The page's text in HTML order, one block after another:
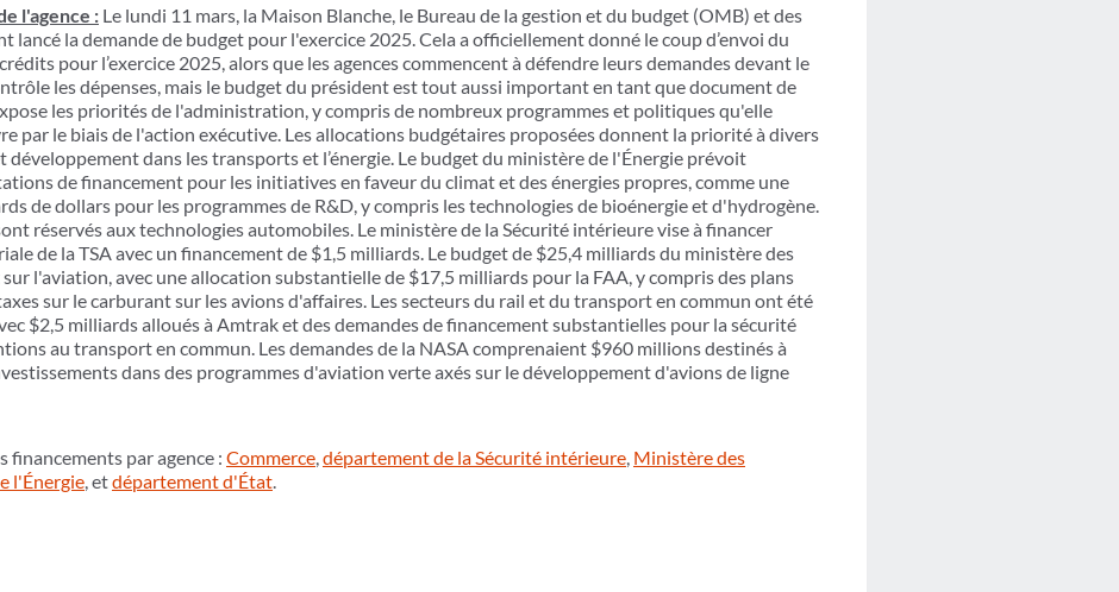
l'agence : Le lundi 11 mars, la Maison Blanche, le Bureau de la gestion et du budget (OMB) et des
lancé la demande de budget pour l'exercice 2025. Cela a officiellement donné le coup d’envoi du
pour l’exercice 2025, alors que les agences commencent à défendre leurs demandes devant le
les dépenses, mais le budget du président est tout aussi important en tant que document de
les priorités de l'administration, y compris de nombreux programmes et politiques qu'elle
par le biais de l'action exécutive. Les allocations budgétaires proposées donnent la priorité à divers
développement dans les transports et l’énergie. Le budget du ministère de l'Énergie prévoit
de financement pour les initiatives en faveur du climat et des énergies propres, comme une
de dollars pour les programmes de R&D, y compris les technologies de bioénergie et d'hydrogène.
réservés aux technologies automobiles. Le ministère de la Sécurité intérieure vise à financer
de la TSA avec un financement de $1,5 milliards. Le budget de $25,4 milliards du ministère des
l'aviation, avec une allocation substantielle de $17,5 milliards pour la FAA, y compris des plans
sur le carburant sur les avions d'affaires. Les secteurs du rail et du transport en commun ont été
$2,5 milliards alloués à Amtrak et des demandes de financement substantielles pour la sécurité
au transport en commun. Les demandes de la NASA comprenaient $960 millions destinés à
dans des programmes d'aviation verte axés sur le développement d'avions de ligne
par agence : Commerce,département de la Sécurité intérieure, Ministère des
l'Énergie, etdépartement d'État.